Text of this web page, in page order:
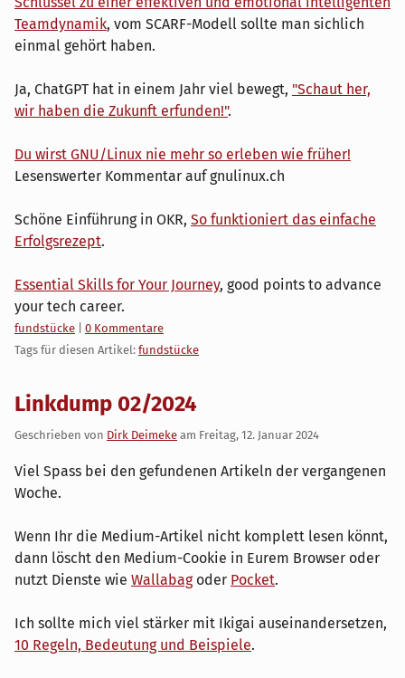
Teamdynamik, vom SCARF-Modell sollte man sichlich
einmal gehört haben.
Ja, ChatGPT hat in einem Jahr viel bewegt, "Schaut her,
wir haben die Zukunft erfunden!".
Du wirst GNU/Linux nie mehr so erleben wie früher!
Lesenswerter Kommentar auf gnulinux.ch
Schöne Einführung in OKR, So funktioniert das einfache
Erfolgsrezept.
Essential Skills for Your Journey, good points to advance
your tech career.
Kategorien:
fundstücke
0 Kommentare
Tags für diesen Artikel: fundstücke
Linkdump 02/2024
Geschrieben von Dirk Deimeke am Freitag, 12. Januar 2024
Viel Spass bei den gefundenen Artikeln der vergangenen
Woche.
Wenn Ihr die Medium-Artikel nicht komplett lesen könnt,
dann löscht den Medium-Cookie in Eurem Browser oder
nutzt Dienste wie Wallabagoder Pocket.
Ich sollte mich viel stärker mit Ikigai auseinandersetzen,
10 Regeln, Bedeutung und Beispiele.